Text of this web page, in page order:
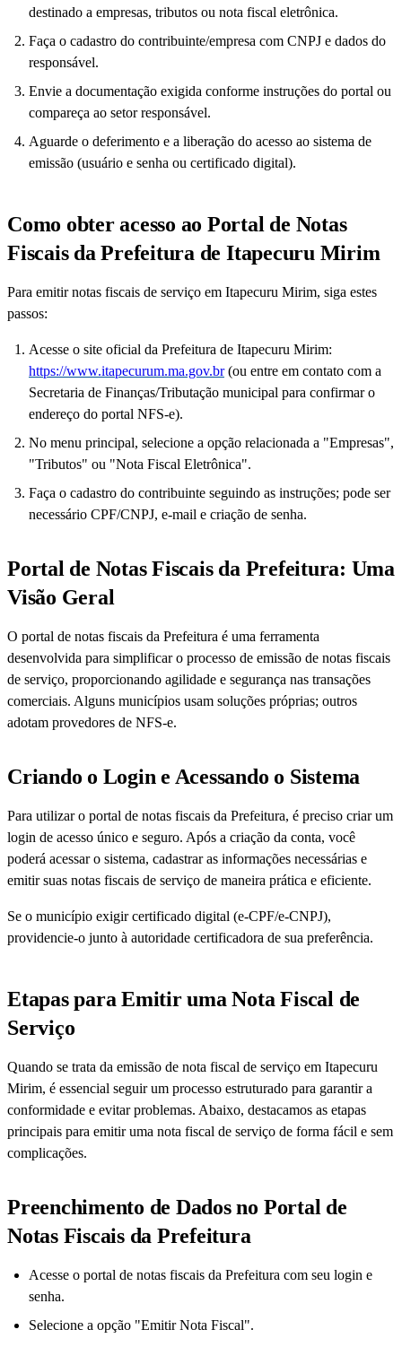
destinado a empresas, tributos ou nota fiscal eletrônica.
Faça o cadastro do contribuinte/empresa com CNPJ e dados do
responsável.
Envie a documentação exigida conforme instruções do portal ou
compareça ao setor responsável.
Aguarde o deferimento e a liberação do acesso ao sistema de
emissão (usuário e senha ou certificado digital).
Como obter acesso ao Portal de Notas
Fiscais da Prefeitura de Itapecuru Mirim
Para emitir notas fiscais de serviço em Itapecuru Mirim, siga estes
passos:
Acesse o site oficial da Prefeitura de Itapecuru Mirim:
https://www.itapecurum.ma.gov.br(ou entre em contato com a
Secretaria de Finanças/Tributação municipal para confirmar o
endereço do portal NFS-e).
No menu principal, selecione a opção relacionada a "Empresas",
"Tributos" ou "Nota Fiscal Eletrônica".
Faça o cadastro do contribuinte seguindo as instruções; pode ser
necessário CPF/CNPJ, e-mail e criação de senha.
Portal de Notas Fiscais da Prefeitura: Uma
Visão Geral
O portal de notas fiscais da Prefeitura é uma ferramenta
desenvolvida para simplificar o processo de emissão de notas fiscais
de serviço, proporcionando agilidade e segurança nas transações
comerciais. Alguns municípios usam soluções próprias; outros
adotam provedores de NFS-e.
Criando o Login e Acessando o Sistema
Para utilizar o portal de notas fiscais da Prefeitura, é preciso criar um
login de acesso único e seguro. Após a criação da conta, você
poderá acessar o sistema, cadastrar as informações necessárias e
emitir suas notas fiscais de serviço de maneira prática e eficiente.
Se o município exigir certificado digital (e-CPF/e-CNPJ),
providencie-o junto à autoridade certificadora de sua preferência.
Etapas para Emitir uma Nota Fiscal de
Serviço
Quando se trata da emissão de nota fiscal de serviço em Itapecuru
Mirim, é essencial seguir um processo estruturado para garantir a
conformidade e evitar problemas. Abaixo, destacamos as etapas
principais para emitir uma nota fiscal de serviço de forma fácil e sem
complicações.
Preenchimento de Dados no Portal de
Notas Fiscais da Prefeitura
Acesse o portal de notas fiscais da Prefeitura com seu login e
senha.
Selecione a opção "Emitir Nota Fiscal".